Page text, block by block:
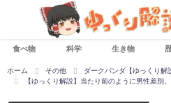
食べ物 科学 生き物
ホーム その他
ダークパンダ【ゆっくり解
【ゆっくり解説】当たり前のように男性差別